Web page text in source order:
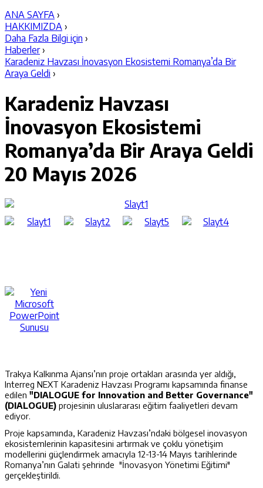
ANA SAYFA ›
HAKKIMIZDA ›
Daha Fazla Bilgi için ›
Haberler ›
Karadeniz Havzası İnovasyon Ekosistemi Romanya’da Bir
Araya Geldi ›
Karadeniz Havzası
İnovasyon Ekosistemi
Romanya’da Bir Araya Geldi
20 Mayıs 2026
Trakya Kalkınma Ajansı’nın proje ortakları arasında yer aldığı,
Interreg NEXT Karadeniz Havzası Programı kapsamında finanse
edilen "DIALOGUE for Innovation and Better Governance"
(DIALOGUE) projesinin uluslararası eğitim faaliyetleri devam
ediyor.
Proje kapsamında, Karadeniz Havzası’ndaki bölgesel inovasyon
ekosistemlerinin kapasitesini artırmak ve çoklu yönetişim
modellerini güçlendirmek amacıyla 12-13-14 Mayıs tarihlerinde
Romanya’nın Galati şehrinde "İnovasyon Yönetimi Eğitimi"
gerçekleştirildi.